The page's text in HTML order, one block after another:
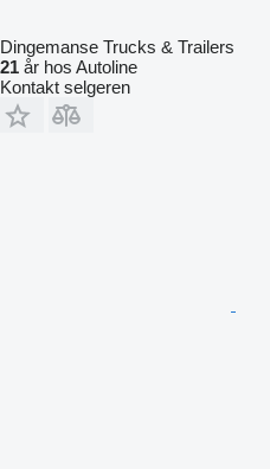
Dingemanse Trucks & Trailers
21 år hos Autoline
Kontakt selgeren